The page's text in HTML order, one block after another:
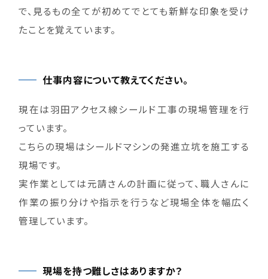
で、見るもの全てが初めてでとても新鮮な印象を受け
たことを覚えています。
仕事内容について教えてください。
現在は羽田アクセス線シールド工事の現場管理を行
っています。
こちらの現場はシールドマシンの発進立坑を施工する
現場です。
実作業としては元請さんの計画に従って、職人さんに
作業の振り分けや指示を行うなど現場全体を幅広く
管理しています。
現場を持つ難しさはありますか？